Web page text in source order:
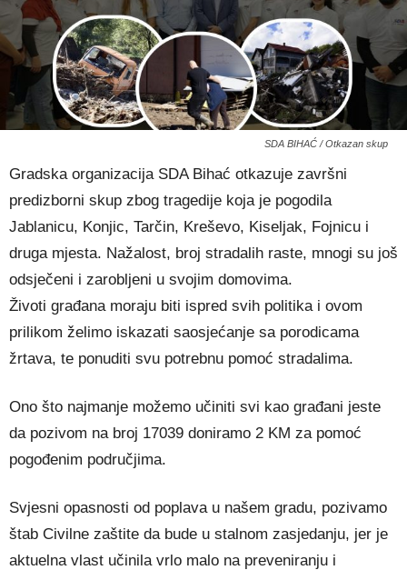
SDA BIHAĆ / Otkazan skup
Gradska organizacija SDA Bihać otkazuje završni
predizborni skup zbog tragedije koja je pogodila
Jablanicu, Konjic, Tarčin, Kreševo, Kiseljak, Fojnicu i
druga mjesta. Nažalost, broj stradalih raste, mnogi su još
odsječeni i zarobljeni u svojim domovima.
Životi građana moraju biti ispred svih politika i ovom
prilikom želimo iskazati saosjećanje sa porodicama
žrtava, te ponuditi svu potrebnu pomoć stradalima.
Ono što najmanje možemo učiniti svi kao građani jeste
da pozivom na broj 17039 doniramo 2 KM za pomoć
pogođenim područjima.
Svjesni opasnosti od poplava u našem gradu, pozivamo
štab Civilne zaštite da bude u stalnom zasjedanju, jer je
aktuelna vlast učinila vrlo malo na preveniranju i